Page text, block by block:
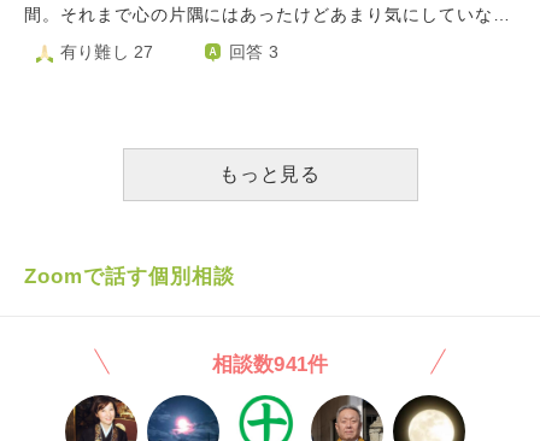
と感じるようになり、色々考えすぎて、生きていることが嫌
りついて、楽しいことも考えられなくなってしまいました。
考えて、生きていきたいです。怒りと執着を手放すヒントが
間。それまで心の片隅にはあったけどあまり気にしていなか
ったことが心の中心にやってきてまたそれが心配事にな
る……の繰り返しです。 楽観的な性格になりたいとは言わ
有り難し 27 回答 3
もっと見る
Zoomで話す個別相談
相談数941件